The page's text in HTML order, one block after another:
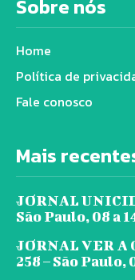
Sobre nós
Home
Política de
Fale conosco
Mais
JORNAL
São Paulo, 08 a
JORNAL VER A
258 – São Paulo,